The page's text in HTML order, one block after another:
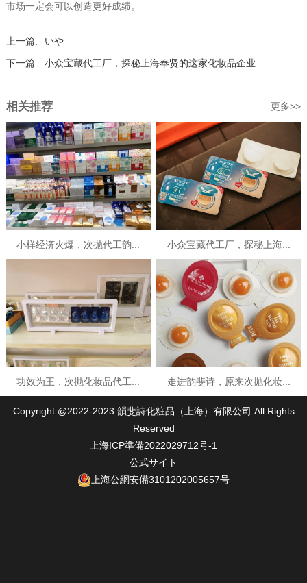
市场一定会可以创造更好成绩。
上一篇:
いや
下一篇:
小众宝藏代工厂，探秘上海奉贤的这家化妆品企业
相关推荐 更多>>
小样经济火爆，次抛代工韵... 小众宝藏代工厂，探秘上海...
功效为王，次抛化妆品代工... 走进韵斐诗，原来次抛化妆...
Copyright @2022-2023 韻斐詩化粧品（上海）有限公司 All Rights
Reserved
上海ICP準備2022029712号-1
公式サイト
上海公網安備3101202005657号